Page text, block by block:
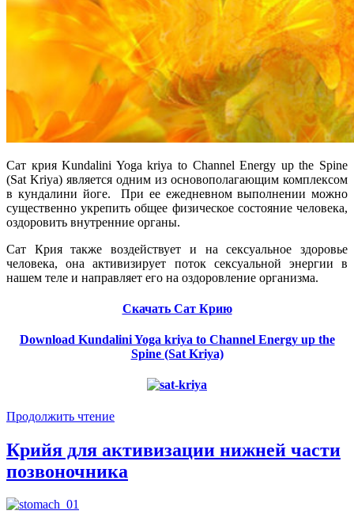
Сат крия Kundalini Yoga kriya to Channel Energy up the Spine
(Sat Kriya) является одним из основополагающим комплексом
в кундалини йоге. При ее ежедневном выполнении можно
существенно укрепить общее физическое состояние человека,
оздоровить внутренние органы.
Сат Крия также воздействует и на сексуальное здоровье
человека, она активизирует поток сексуальной энергии в
нашем теле и направляет его на оздоровление организма.
Скачать Сат Крию
Download Kundalini Yoga kriya to Channel Energy up the
Spine (Sat Kriya)
Продолжить чтение
Крийя для активизации нижней части
позвоночника